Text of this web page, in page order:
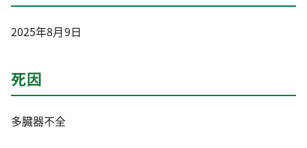
2025年8月9日
死因
多臓器不全